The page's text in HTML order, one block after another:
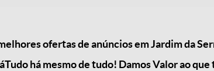
ofertas de anúncios em Jardim da
há mesmo de tudo! Damos Valor ao que